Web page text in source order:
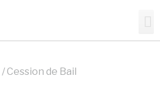
/ Cession de Bail